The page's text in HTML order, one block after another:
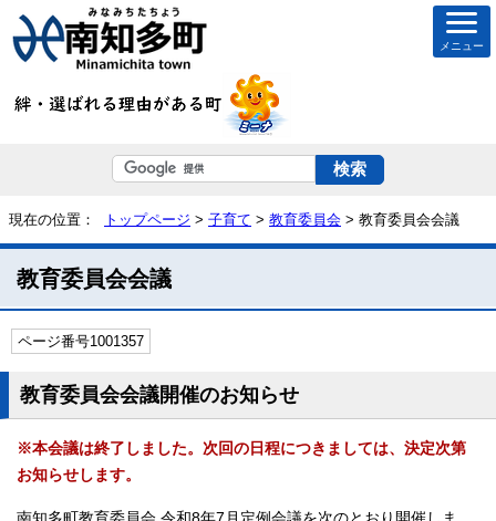
メニュー
現在の位置： トップページ > 子育て > 教育委員会 > 教育委員会会議
教育委員会会議
ページ番号1001357
教育委員会会議開催のお知らせ
※本会議は終了しました。次回の日程につきましては、決定次第
お知らせします。